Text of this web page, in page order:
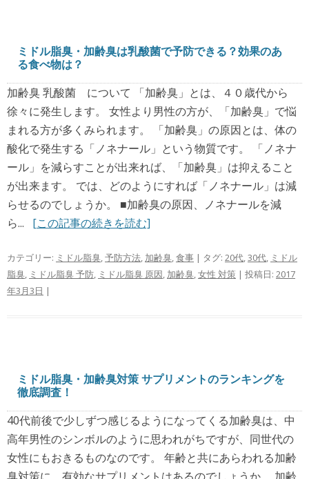
ミドル脂臭・加齢臭は乳酸菌で予防できる？効果のあ
る食べ物は？
加齢臭 乳酸菌 について 「加齢臭」とは、４０歳代から
徐々に発生します。 女性より男性の方が、「加齢臭」で悩
まれる方が多くみられます。 「加齢臭」の原因とは、体の
酸化で発生する「ノネナール」という物質です。 「ノネナ
ール」を減らすことが出来れば、「加齢臭」は抑えること
が出来ます。 では、どのようにすれば「ノネナール」は減
らせるのでしょうか。 ■加齢臭の原因、ノネナールを減
ら... [この記事の続きを読む]
カテゴリー: ミドル脂臭,予防方法, 加齢臭,食事 | タグ: 20代,30代, ミドル
脂臭, ミドル脂臭 予防, ミドル脂臭 原因, 加齢臭,女性 対策 | 投稿日: 2017
年3月3日 |
ミドル脂臭・加齢臭対策 サプリメントのランキングを
徹底調査！
40代前後で少しずつ感じるようになってくる加齢臭は、中
高年男性のシンボルのように思われがちですが、同世代の
女性にもおきるものなのです。 年齢と共にあらわれる加齢